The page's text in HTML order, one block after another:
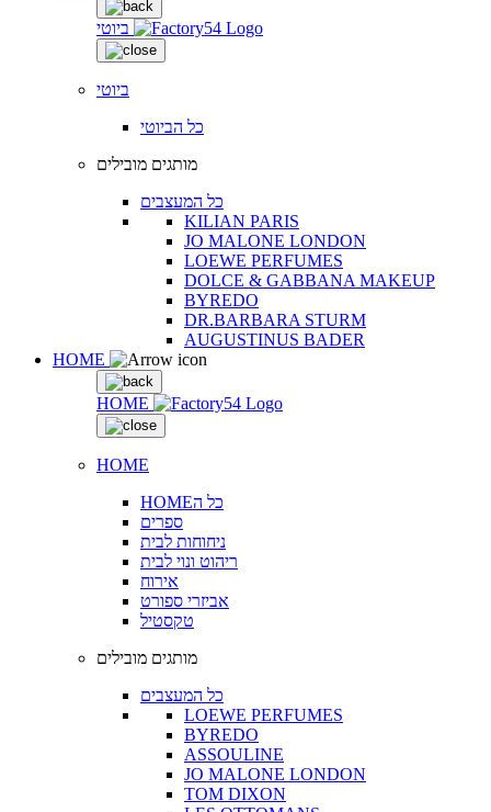
ביוטי
ביוטי
כל הביוטי
מותגים מובילים
כל המעצבים
KILIAN PARIS
JO MALONE LONDON
LOEWE PERFUMES
DOLCE & GABBANA MAKEUP
BYREDO
DR.BARBARA STURM
AUGUSTINUS BADER
HOME
HOME
HOME
HOMEכל ה
ספרים
ניחוחות לבית
ריהוט ונוי לבית
אירוח
אביזרי ספורט
טקסטיל
מותגים מובילים
כל המעצבים
LOEWE PERFUMES
BYREDO
ASSOULINE
JO MALONE LONDON
TOM DIXON